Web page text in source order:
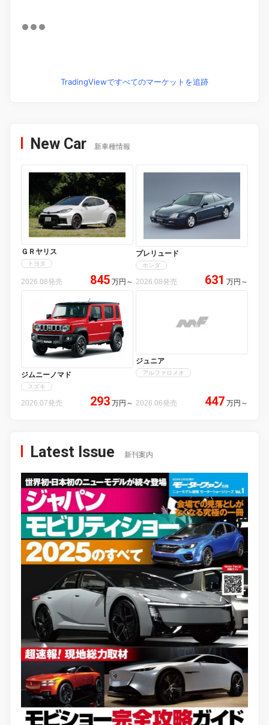
TradingViewですべてのマーケットを追跡
New Car 新車種情報
ＧＲヤリス
トヨタ
2026.08発売 845 万円 ～
プレリュード
ホンダ
2026.08発売 631 万円 ～
ジムニーノマド
スズキ
2026.07発売 293 万円 ～
ジュニア
アルファロメオ
2026.06発売 447 万円 ～
Latest Issue 新刊案内